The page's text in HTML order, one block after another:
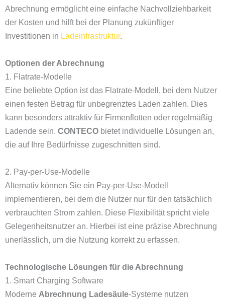
Abrechnung ermöglicht eine einfache Nachvollziehbarkeit
der Kosten und hilft bei der Planung zukünftiger
Investitionen in Ladeinfrastruktur.
Optionen der Abrechnung
1. Flatrate-Modelle
Eine beliebte Option ist das Flatrate-Modell, bei dem Nutzer
einen festen Betrag für unbegrenztes Laden zahlen. Dies
kann besonders attraktiv für Firmenflotten oder regelmäßig
Ladende sein. CONTECO bietet individuelle Lösungen an,
die auf Ihre Bedürfnisse zugeschnitten sind.
2. Pay-per-Use-Modelle
Alternativ können Sie ein Pay-per-Use-Modell
implementieren, bei dem die Nutzer nur für den tatsächlich
verbrauchten Strom zahlen. Diese Flexibilität spricht viele
Gelegenheitsnutzer an. Hierbei ist eine präzise Abrechnung
unerlässlich, um die Nutzung korrekt zu erfassen.
Technologische Lösungen für die Abrechnung
1. Smart Charging Software
Moderne Abrechnung Ladesäule-Systeme nutzen